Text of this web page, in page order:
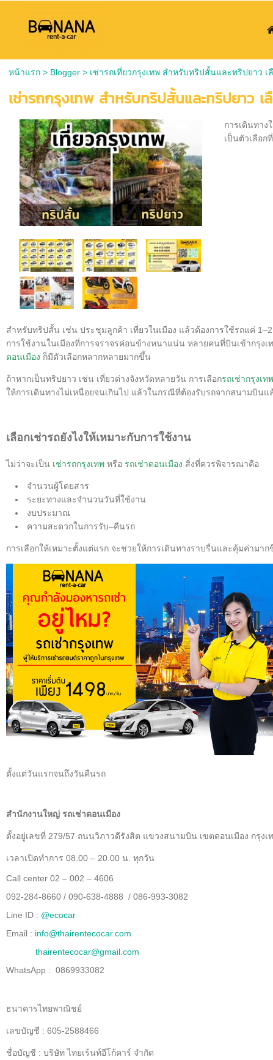
หน้าแรก> Blogger> เช่ารถเที่ยวกรุงเทพ สำหรับทริปสั้นและทริปยาว
เช่ารถกรุงเทพ สำหรับทริปสั้นและทริปยาว
การเดินทาง
เป็นตัวเลือก
สำหรับทริปสั้น เช่น ประชุมลูกค้า เที่ยวในเมือง แล้วต้องการใช้รถแค่
การใช้งานในเมืองที่การจราจรค่อนข้างหนาแน่น หลายคนที่บินเข้ากรุงเ
ดอนเมือง ก็มีตัวเลือกหลากหลายมากขึ้น
ถ้าหากเป็นทริปยาว เช่น เที่ยวต่างจังหวัดหลายวัน การเลือกรถเช่ากรุงเทพ
ให้การเดินทางไม่เหนื่อยจนเกินไป แล้วในกรณีที่ต้องรับรถจากสนามบิน
เลือกเช่ารถยังไงให้เหมาะกับการใช้งาน
ไม่ว่าจะเป็น เช่ารถกรุงเทพ หรือ รถเช่าดอนเมือง สิ่งที่ควรพิจารณาคือ
จำนวนผู้โดยสาร
ระยะทางและจำนวนวันที่ใช้งาน
งบประมาณ
ความสะดวกในการรับ–คืนรถ
การเลือกให้เหมาะตั้งแต่แรก จะช่วยให้การเดินทางราบรื่นและคุ้มค่ามาก
ตั้งแต่วันแรกจนถึงวันคืนรถ
สำนักงานใหญ่ รถเช่าดอนเมือง
ตั้งอยู่เลขที่ 279/57 ถนนวิภาวดีรังสิต แขวงสนามบิน เขตดอนเมือง กรุง
เวลาเปิดทำการ 08.00 – 20.00 น. ทุกวัน
Call center 02 – 002 – 4606
092-284-8660 / 090-638-4888 / 086-993-3082
Line ID : @ecocar
Email : info@thairentecocar.com
thairentecocar@gmail.com
WhatsApp : 0869933082
ธนาคารไทยพาณิชย์
เลขบัญชี : 605-2588466
ชื่อบัญชี : บริษัท ไทยเร้นท์อีโก้คาร์ จำกัด